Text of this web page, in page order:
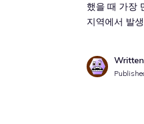
했을 때 가장
지역에서 발